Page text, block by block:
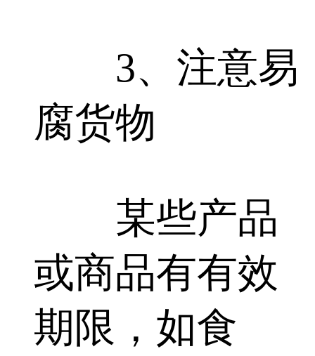
3、注意易
腐货物
某些产品
或商品有有效
期限，如食